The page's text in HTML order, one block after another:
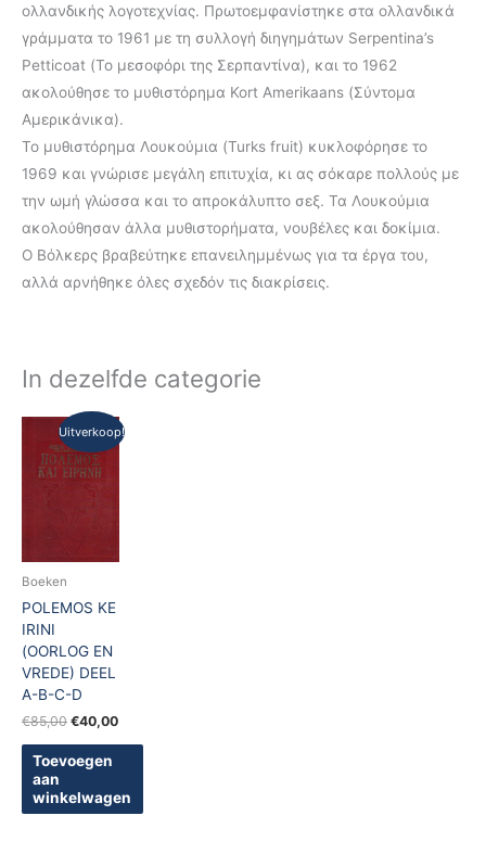
ολλανδικής λογοτεχνίας. Πρωτοεμφανίστηκε στα ολλανδικά
γράμματα το 1961 με τη συλλογή διηγημάτων Serpentina’s
Petticoat (Το μεσοφόρι της Σερπαντίνα), και το 1962
ακολούθησε το μυθιστόρημα Kort Amerikaans (Σύντομα
Αμερικάνικα).
Το μυθιστόρημα Λουκούμια (Turks fruit) κυκλοφόρησε το
1969 και γνώρισε μεγάλη επιτυχία, κι ας σόκαρε πολλούς με
την ωμή γλώσσα και το απροκάλυπτο σεξ. Τα Λουκούμια
ακολούθησαν άλλα μυθιστορήματα, νουβέλες και δοκίμια.
Ο Βόλκερς βραβεύτηκε επανειλημμένως για τα έργα του,
αλλά αρνήθηκε όλες σχεδόν τις διακρίσεις.
In dezelfde categorie
Uitverkoop!
Boeken
POLEMOS KE
IRINI
(OORLOG EN
VREDE) DEEL
A-B-C-D
€85,00
Oorspronkelijke
prijs
was:
€85,00.
€40,00
Huidige
prijs
Toevoegen
aan
winkelwagen